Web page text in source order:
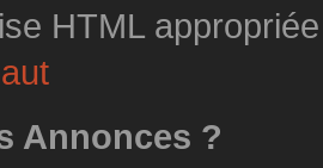
HTML
Annonces ?